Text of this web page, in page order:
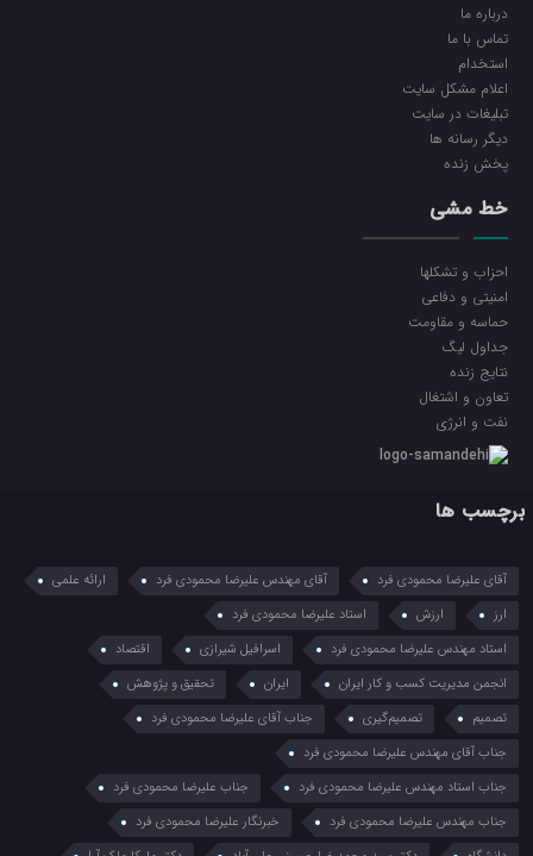
درباره ما
تماس با ما
استخدام
اعلام مشکل سایت
تبلیغات در سایت
ديگر رسانه ها
پخش زنده
خط مشی
احزاب و تشکلها
امنیتی و دفاعی
حماسه و مقاومت
جداول لیگ
نتایج زنده
تعاون و اشتغال
نفت و انرژی
برچسب ها
آقای علیرضا محمودی فرد آقای مهندس علیرضا محمودی فرد
ارائه علمی
ارز
ارزش
استاد علیرضا محمودی فرد
استاد مهندس علیرضا محمودی فرد
اسرافیل شیرازی
اقتصاد
انجمن مدیریت کسب و کار ایران
ایران
تحقیق و پژوهش
تصمیم
تصمیم‌گیری
جناب آقای علیرضا محمودی فرد
جناب آقای مهندس علیرضا محمودی فرد
جناب استاد مهندس علیرضا محمودی فرد
جناب علیرضا محمودی فرد
جناب مهندس علیرضا محمودی فرد
خبرنگار علیرضا محمودی فرد